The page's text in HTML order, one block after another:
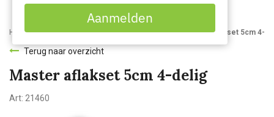
Home Webshop Schildersartikelen Verfrollers Master aflakset 5cm 4-
Terug naar overzicht
Master aflakset 5cm 4-delig
Art: 21460
email
Aanmelden